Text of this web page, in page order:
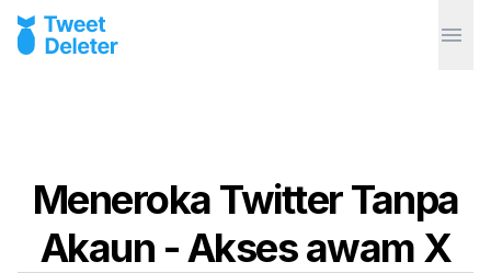
Meneroka Twitter Tanpa
Akaun - Akses awam X